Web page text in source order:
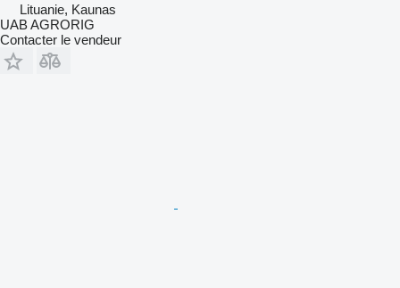
Lituanie, Kaunas
UAB AGRORIG
Contacter le vendeur